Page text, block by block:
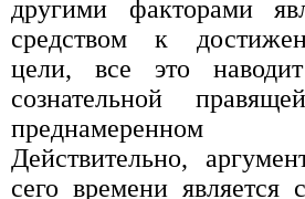
другими факторами
средством к
цели, все это
сознательной
Действительно,
сего времени